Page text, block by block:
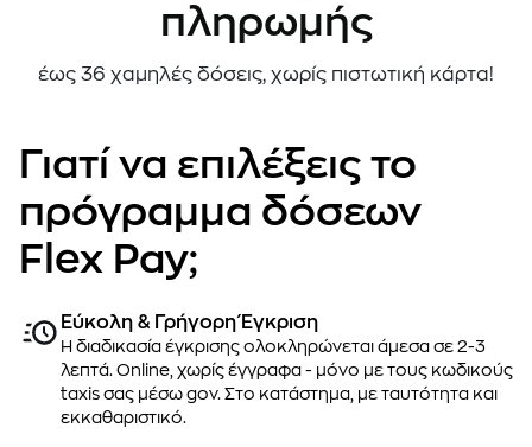
πληρωμής
έως 36 χαμηλές δόσεις, χωρίς πιστωτική κάρτα!
Γιατί να επιλέξεις το
πρόγραμμα δόσεων
Flex Pay;
Εύκολη & Γρήγορη Έγκριση
Η διαδικασία έγκρισης ολοκληρώνεται άμεσα σε 2-3
λεπτά. Online, χωρίς έγγραφα - μόνο με τους κωδικούς
taxis σας μέσω gov. Στο κατάστημα, με ταυτότητα και
εκκαθαριστικό.